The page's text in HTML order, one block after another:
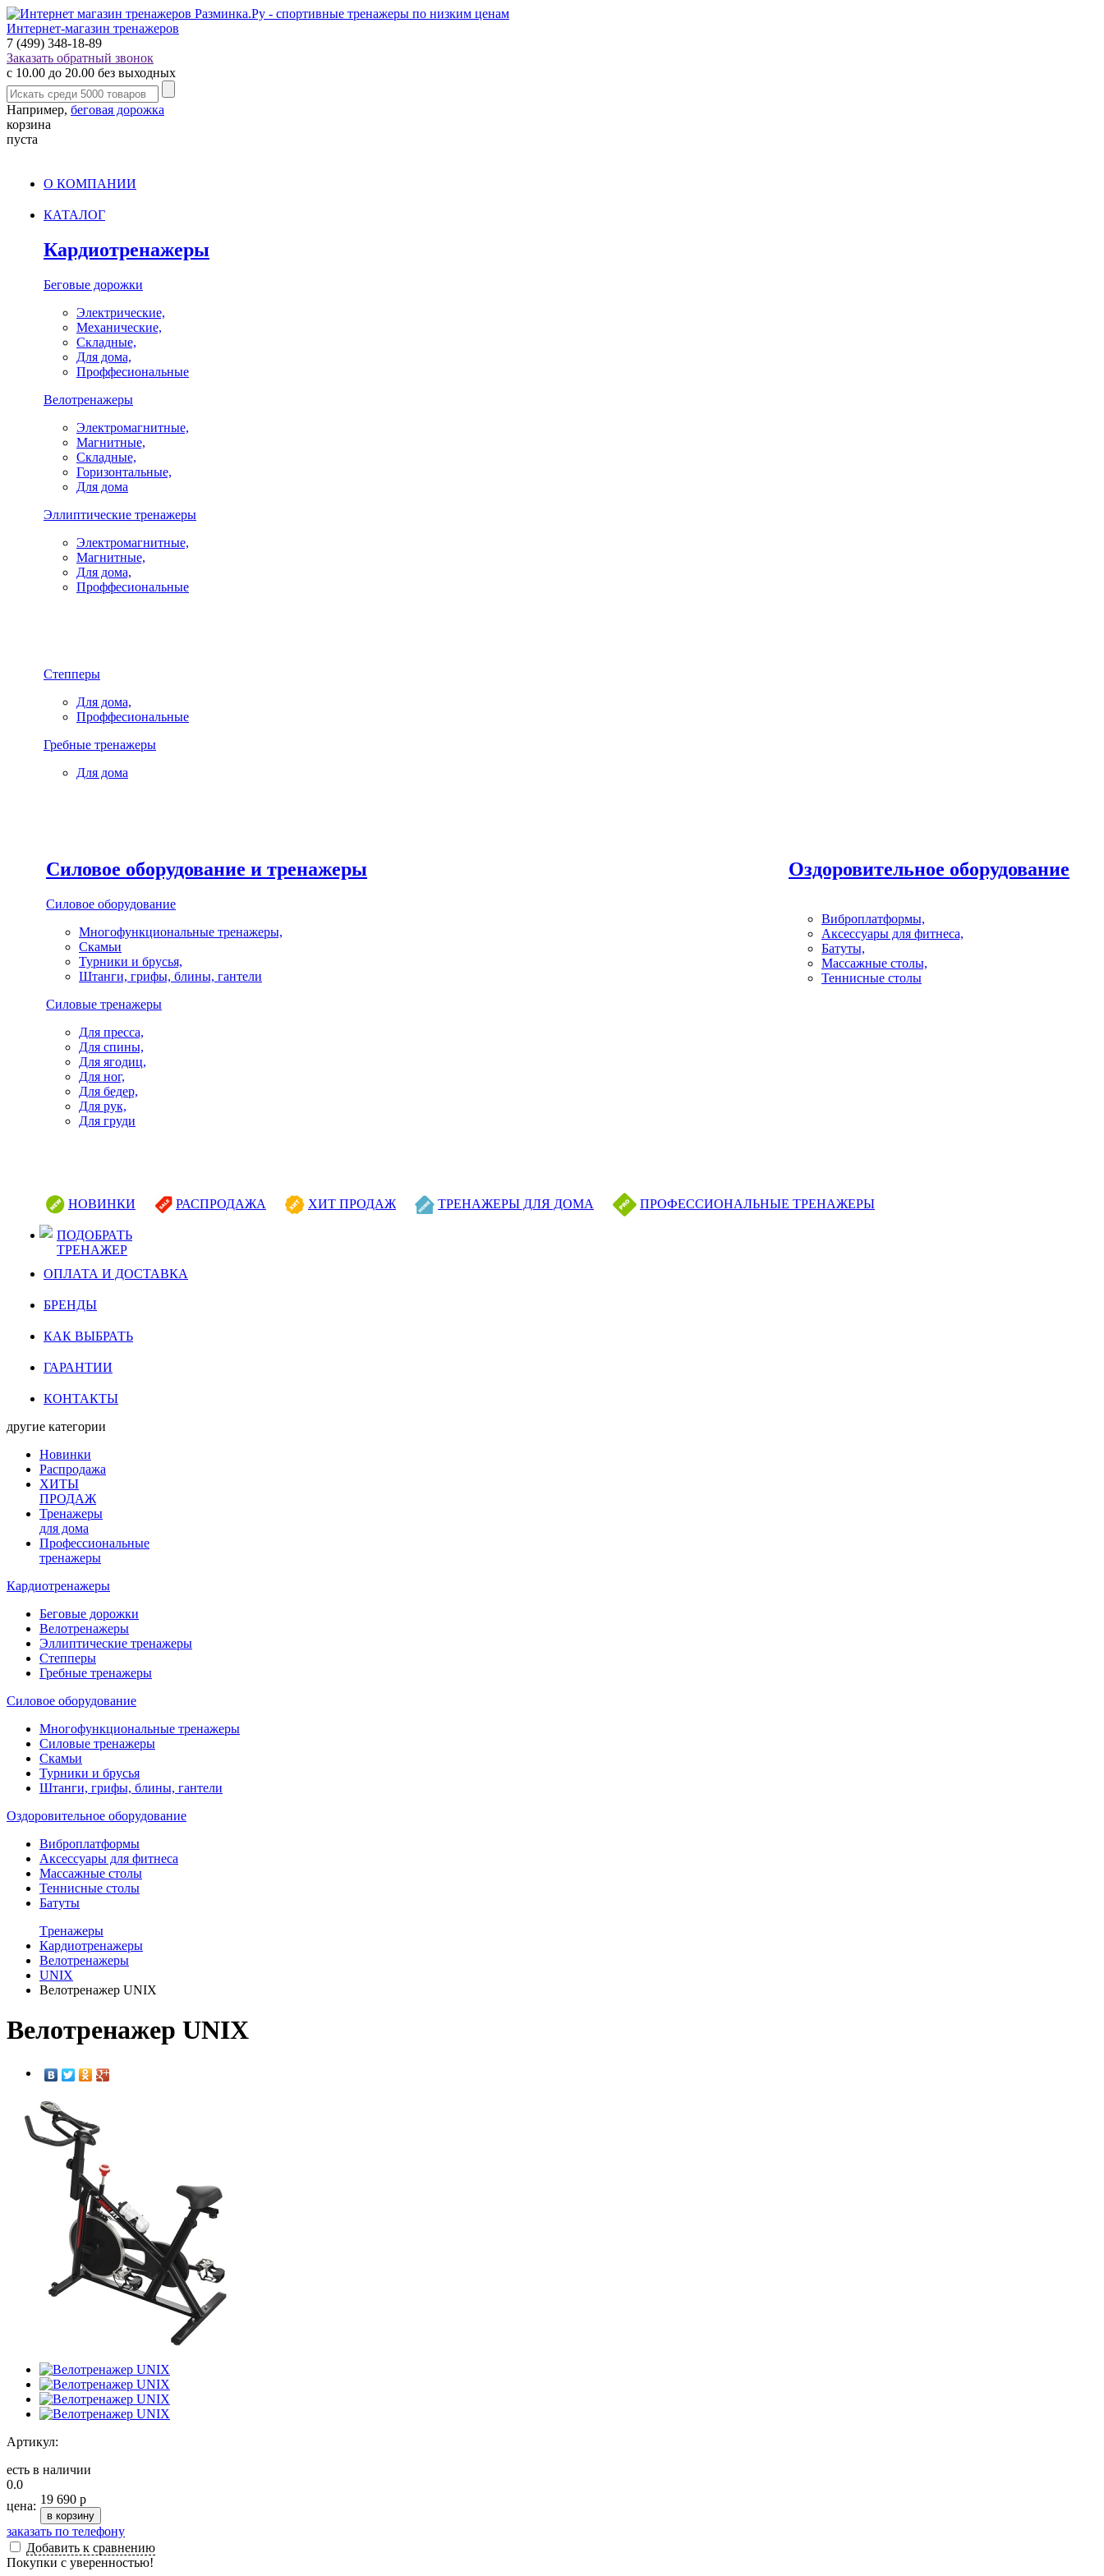
Интернет-магазин тренажеров
7 (499) 348-18-89
Заказать обратный звонок
с 10.00 до 20.00 без выходных
Например, беговая дорожка
корзина
пуста
О КОМПАНИИ
КАТАЛОГ
Кардиотренажеры
Беговые дорожки
Электрические,
Механические,
Складные,
Для дома,
Проффесиональные
Велотренажеры
Электромагнитные,
Магнитные,
Складные,
Горизонтальные,
Для дома
Эллиптические тренажеры
Электромагнитные,
Магнитные,
Для дома,
Проффесиональные
Степперы
Для дома,
Проффесиональные
Гребные тренажеры
Для дома
Силовое оборудование и тренажеры
Силовое оборудование
Многофункциональные тренажеры,
Скамьи
Турники и брусья,
Штанги, грифы, блины, гантели
Силовые тренажеры
Для пресса,
Для спины,
Для ягодиц,
Для ног,
Для бедер,
Для рук,
Для груди
Оздоровительное оборудование
Виброплатформы,
Аксессуары для фитнеса,
Батуты,
Массажные столы,
Теннисные столы
НОВИНКИ РАСПРОДАЖА ХИТ ПРОДАЖ ТРЕНАЖЕРЫ ДЛЯ ДОМА ПРОФЕССИОНАЛЬНЫЕ ТРЕНАЖЕРЫ
ПОДОБРАТЬ
ТРЕНАЖЕР
ОПЛАТА И ДОСТАВКА
БРЕНДЫ
КАК ВЫБРАТЬ
ГАРАНТИИ
КОНТАКТЫ
другие категории
Новинки
Распродажа
ХИТЫ
ПРОДАЖ
Тренажеры
для дома
Профессиональные
тренажеры
Кардиотренажеры
Беговые дорожки
Велотренажеры
Эллиптические тренажеры
Степперы
Гребные тренажеры
Силовое оборудование
Многофункциональные тренажеры
Силовые тренажеры
Скамьи
Турники и брусья
Штанги, грифы, блины, гантели
Оздоровительное оборудование
Виброплатформы
Аксессуары для фитнеса
Массажные столы
Теннисные столы
Батуты
Tренажеры
Кардиотренажеры
Велотренажеры
UNIX
Велотренажер UNIX
Велотренажер UNIX
Артикул:
есть в наличии
0.0
цена: 19 690 р
в корзину
заказать по телефону
Добавить к сравнению
Покупки с уверенностью!